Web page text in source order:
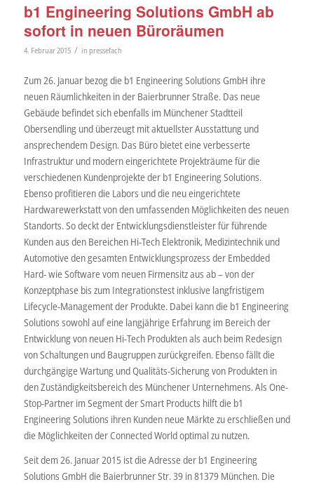
b1 Engineering Solutions GmbH ab
sofort in neuen Büroräumen
4. Februar 2015 / in pressefach
Zum 26. Januar bezog die b1 Engineering Solutions GmbH ihre
neuen Räumlichkeiten in der Baierbrunner Straße. Das neue
Gebäude befindet sich ebenfalls im Münchener Stadtteil
Obersendling und überzeugt mit aktuellster Ausstattung und
ansprechendem Design. Das Büro bietet eine verbesserte
Infrastruktur und modern eingerichtete Projekträume für die
verschiedenen Kundenprojekte der b1 Engineering Solutions.
Ebenso profitieren die Labors und die neu eingerichtete
Hardwarewerkstatt von den umfassenden Möglichkeiten des neuen
Standorts. So deckt der Entwicklungsdienstleister für führende
Kunden aus den Bereichen Hi-Tech Elektronik, Medizintechnik und
Automotive den gesamten Entwicklungsprozess der Embedded
Hard- wie Software vom neuen Firmensitz aus ab – von der
Konzeptphase bis zum Integrationstest inklusive langfristigem
Lifecycle-Management der Produkte. Dabei kann die b1 Engineering
Solutions sowohl auf eine langjährige Erfahrung im Bereich der
Entwicklung von neuen Hi-Tech Produkten als auch beim Redesign
von Schaltungen und Baugruppen zurückgreifen. Ebenso fällt die
durchgängige Wartung und Qualitäts-Sicherung von Produkten in
den Zuständigkeitsbereich des Münchener Unternehmens. Als One-
Stop-Partner im Segment der Smart Products hilft die b1
Engineering Solutions ihren Kunden neue Märkte zu erschließen und
die Möglichkeiten der Connected World optimal zu nutzen.
Seit dem 26. Januar 2015 ist die Adresse der b1 Engineering
Solutions GmbH die Baierbrunner Str. 39 in 81379 München. Die